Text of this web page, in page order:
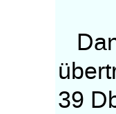
39